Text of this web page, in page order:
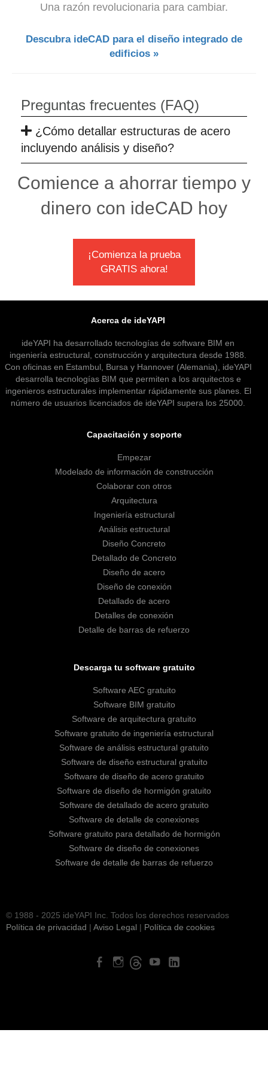
Una razón revolucionaria para cambiar.
Descubra ideCAD para el diseño integrado de
edificios »
Preguntas frecuentes (FAQ)
¿Cómo detallar estructuras de acero
incluyendo análisis y diseño?
Comience a ahorrar tiempo y
dinero con ideCAD hoy
¡Comienza la prueba
GRATIS ahora!
Acerca de ideYAPI
ideYAPI ha desarrollado tecnologías de software BIM en
ingeniería estructural, construcción y arquitectura desde 1988.
Con oficinas en Estambul, Bursa y Hannover (Alemania), ideYAPI
desarrolla tecnologías BIM que permiten a los arquitectos e
ingenieros estructurales implementar rápidamente sus planes. El
número de usuarios licenciados de ideYAPI supera los 25000.
Capacitación y soporte
Empezar
Modelado de información de construcción
Colaborar con otros
Arquitectura
Ingeniería estructural
Análisis estructural
Diseño Concreto
Detallado de Concreto
Diseño de acero
Diseño de conexión
Detallado de acero
Detalles de conexión
Detalle de barras de refuerzo
Descarga tu software gratuito
Software AEC gratuito
Software BIM gratuito
Software de arquitectura gratuito
Software gratuito de ingeniería estructural
Software de análisis estructural gratuito
Software de diseño estructural gratuito
Software de diseño de acero gratuito
Software de diseño de hormigón gratuito
Software de detallado de acero gratuito
Software de detalle de conexiones
Software gratuito para detallado de hormigón
Software de diseño de conexiones
Software de detalle de barras de refuerzo
© 1988 - 2025 ideYAPI Inc. Todos los derechos reservados
Política de privacidad | Aviso Legal | Política de cookies